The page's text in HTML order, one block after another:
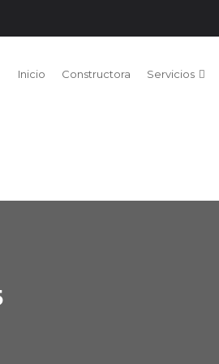
Inicio Constructora Servicios